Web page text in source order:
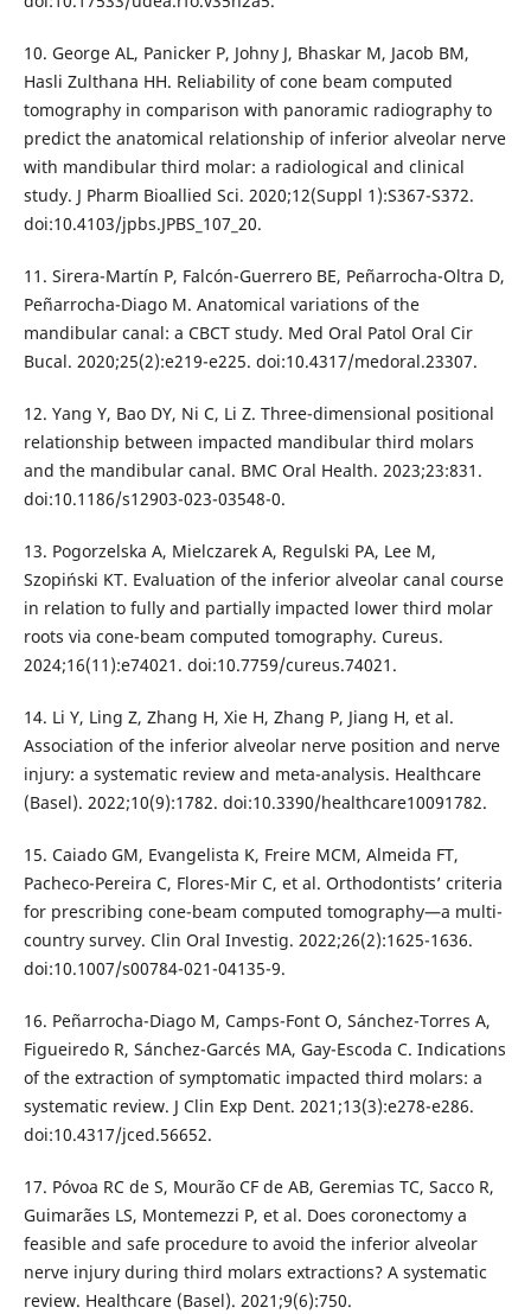
10. George AL, Panicker P, Johny J, Bhaskar M, Jacob BM,
Hasli Zulthana HH. Reliability of cone beam computed
tomography in comparison with panoramic radiography to
predict the anatomical relationship of inferior alveolar nerve
with mandibular third molar: a radiological and clinical
study. J Pharm Bioallied Sci. 2020;12(Suppl 1):S367-S372.
doi:10.4103/jpbs.JPBS_107_20.
11. Sirera-Martín P, Falcón-Guerrero BE, Peñarrocha-Oltra D,
Peñarrocha-Diago M. Anatomical variations of the
mandibular canal: a CBCT study. Med Oral Patol Oral Cir
Bucal. 2020;25(2):e219-e225. doi:10.4317/medoral.23307.
12. Yang Y, Bao DY, Ni C, Li Z. Three-dimensional positional
relationship between impacted mandibular third molars
and the mandibular canal. BMC Oral Health. 2023;23:831.
doi:10.1186/s12903-023-03548-0.
13. Pogorzelska A, Mielczarek A, Regulski PA, Lee M,
Szopiński KT. Evaluation of the inferior alveolar canal course
in relation to fully and partially impacted lower third molar
roots via cone-beam computed tomography. Cureus.
2024;16(11):e74021. doi:10.7759/cureus.74021.
14. Li Y, Ling Z, Zhang H, Xie H, Zhang P, Jiang H, et al.
Association of the inferior alveolar nerve position and nerve
injury: a systematic review and meta-analysis. Healthcare
(Basel). 2022;10(9):1782. doi:10.3390/healthcare10091782.
15. Caiado GM, Evangelista K, Freire MCM, Almeida FT,
Pacheco-Pereira C, Flores-Mir C, et al. Orthodontists’ criteria
for prescribing cone-beam computed tomography—a multi-
country survey. Clin Oral Investig. 2022;26(2):1625-1636.
doi:10.1007/s00784-021-04135-9.
16. Peñarrocha-Diago M, Camps-Font O, Sánchez-Torres A,
Figueiredo R, Sánchez-Garcés MA, Gay-Escoda C. Indications
of the extraction of symptomatic impacted third molars: a
systematic review. J Clin Exp Dent. 2021;13(3):e278-e286.
doi:10.4317/jced.56652.
17. Póvoa RC de S, Mourão CF de AB, Geremias TC, Sacco R,
Guimarães LS, Montemezzi P, et al. Does coronectomy a
feasible and safe procedure to avoid the inferior alveolar
nerve injury during third molars extractions? A systematic
review. Healthcare (Basel). 2021;9(6):750.